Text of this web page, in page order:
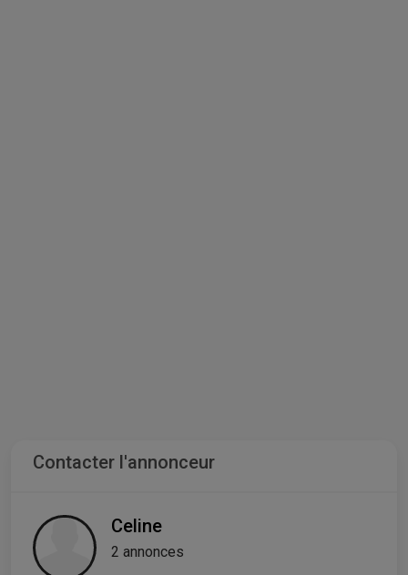
Contacter l'annonceur
Celine
2 annonces